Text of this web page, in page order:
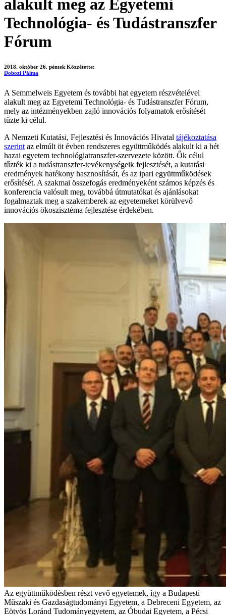
alakult meg az Egyetemi
Technológia- és Tudástranszfer
Fórum
2018. október 26. péntek Közzétette:
Dobozi Pálma
A Semmelweis Egyetem és további hat egyetem részvételével
alakult meg az Egyetemi Technológia- és Tudástranszfer Fórum,
mely az intézményekben zajló innovációs folyamatok erősítését
tűzte ki célul.
A Nemzeti Kutatási, Fejlesztési és Innovációs Hivatal tájékoztatása
szerint az elmúlt öt évben rendszeres együttműködés alakult ki a hét
hazai egyetem technológiatranszfer-szervezete között. Ők célul
tűzték ki a tudástranszfer-tevékenységeik fejlesztését, a kutatási
eredmények hatékony hasznosítását, és az ipari együttműködések
erősítését. A szakmai összefogás eredményeként számos képzés és
konferencia valósult meg, továbbá útmutatókat és ajánlásokat
fogalmaztak meg a szakemberek az egyetemeket körülvevő
innovációs ökoszisztéma fejlesztése érdekében.
Az együttműködésben részt vevő egyetemek, így a Budapesti
Műszaki és Gazdaságtudományi Egyetem, a Debreceni Egyetem, az
Eötvös Loránd Tudományegyetem, az Óbudai Egyetem, a Pécsi